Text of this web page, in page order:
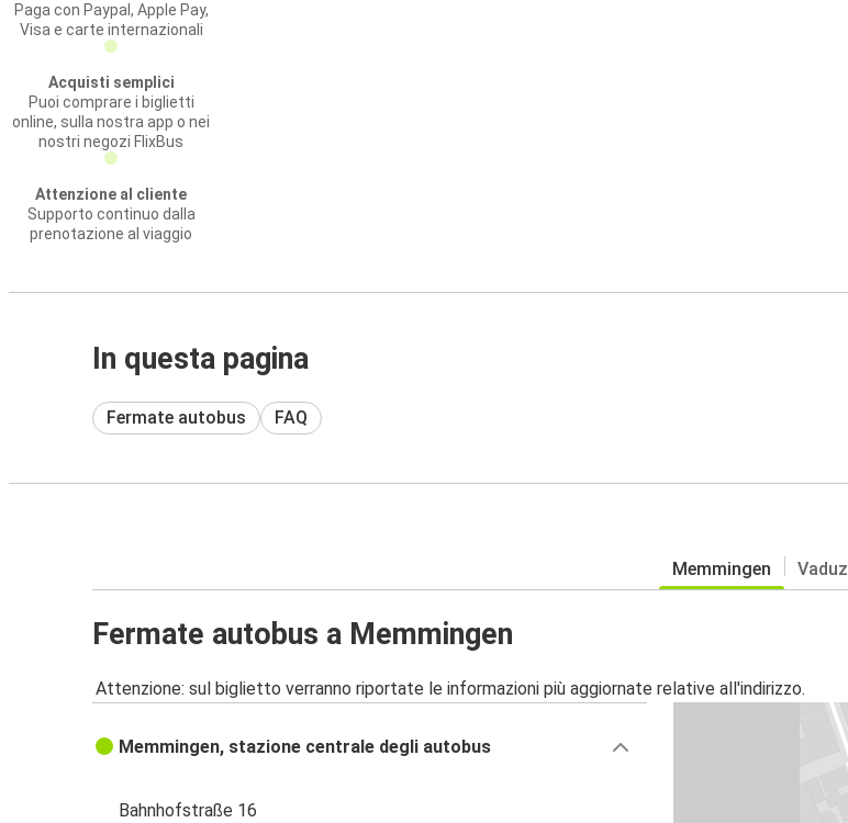
Paga con Paypal, Apple Pay,
Visa e carte internazionali
Acquisti semplici
Puoi comprare i biglietti
online, sulla nostra app o nei
nostri negozi FlixBus
Attenzione al cliente
Supporto continuo dalla
prenotazione al viaggio
In questa pagina
Fermate autobus FAQ
Memmingen Vaduz
Fermate autobus a Memmingen
Attenzione: sul biglietto verranno riportate le informazioni più aggiornate relative all'indirizzo.
Memmingen, stazione centrale degli autobus
Bahnhofstraße 16